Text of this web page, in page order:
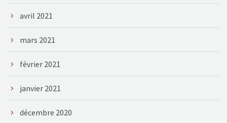
avril 2021
mars 2021
février 2021
janvier 2021
décembre 2020